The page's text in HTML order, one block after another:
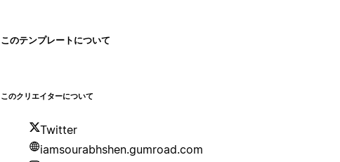
このテンプレートについて
このクリエイターについて
Twitter
iamsourabhshen.gumroad.com